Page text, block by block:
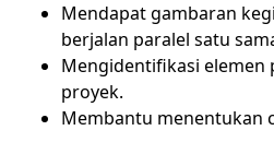
Mendapat gambaran
berjalan paralel satu
Mengidentifikasi elemen
proyek.
Membantu menentukan